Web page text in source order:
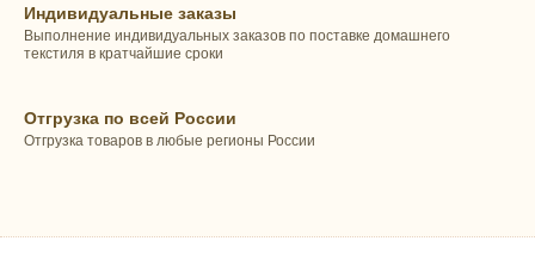
Индивидуальные заказы
Выполнение индивидуальных заказов по поставке домашнего
текстиля в кратчайшие сроки
Отгрузка по всей России
Отгрузка товаров в любые регионы России